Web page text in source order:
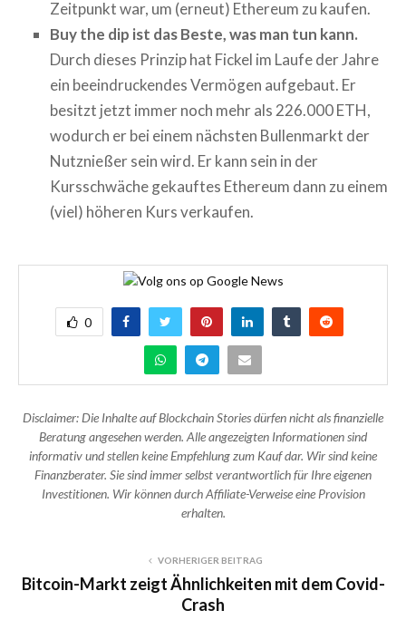
Zeitpunkt war, um (erneut) Ethereum zu kaufen.
Buy the dip ist das Beste, was man tun kann.
Durch dieses Prinzip hat Fickel im Laufe der Jahre
ein beeindruckendes Vermögen aufgebaut. Er
besitzt jetzt immer noch mehr als 226.000 ETH,
wodurch er bei einem nächsten Bullenmarkt der
Nutznießer sein wird. Er kann sein in der
Kursschwäche gekauftes Ethereum dann zu einem
(viel) höheren Kurs verkaufen.
0
Disclaimer: Die Inhalte auf Blockchain Stories dürfen nicht als finanzielle
Beratung angesehen werden. Alle angezeigten Informationen sind
informativ und stellen keine Empfehlung zum Kauf dar. Wir sind keine
Finanzberater. Sie sind immer selbst verantwortlich für Ihre eigenen
Investitionen. Wir können durch Affiliate-Verweise eine Provision
erhalten.
VORHERIGER BEITRAG
Bitcoin-Markt zeigt Ähnlichkeiten mit dem Covid-
Crash